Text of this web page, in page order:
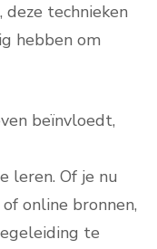
technieken
hebben om
beïnvloedt,
leren. Of je nu
online bronnen,
te